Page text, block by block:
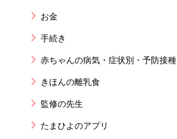
お金
手続き
赤ちゃんの病気・症状別・予防接種
きほんの離乳食
監修の先生
たまひよのアプリ